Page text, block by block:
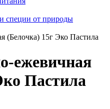
специи от природы
(Белочка) 15г Эко Пастила
ежевичная
Пастила